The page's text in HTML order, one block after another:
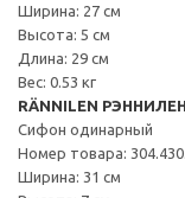
Ширина: 27 см
Высота: 5 см
Длина: 29 см
Вес: 0.53 кг
RÄNNILEN РЭННИЛЕН
Сифон одинарный
Номер товара:
Ширина: 31 см